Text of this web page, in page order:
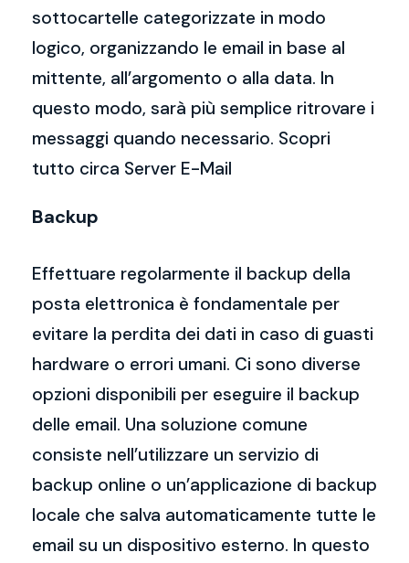
sottocartelle categorizzate in modo
logico, organizzando le email in base al
mittente, all’argomento o alla data. In
questo modo, sarà più semplice ritrovare i
messaggi quando necessario. Scopri
tutto circa Server E-Mail
Backup
Effettuare regolarmente il backup della
posta elettronica è fondamentale per
evitare la perdita dei dati in caso di guasti
hardware o errori umani. Ci sono diverse
opzioni disponibili per eseguire il backup
delle email. Una soluzione comune
consiste nell’utilizzare un servizio di
backup online o un’applicazione di backup
locale che salva automaticamente tutte le
email su un dispositivo esterno. In questo